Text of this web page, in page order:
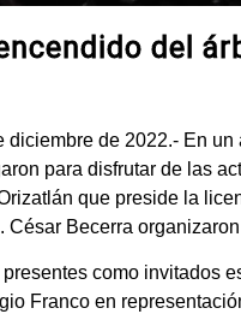
del
diciembre de 2022.- En
para disfrutar de las
que preside la
César Becerra
como invitados
Franco en